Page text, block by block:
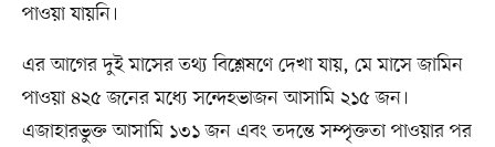
পাওয়া যায়নি।
এর আগের দুই মাসের তথ্য বিশ্লেষণে দেখা যায়, মে মাসে জামিন
পাওয়া ৪২৫ জনের মধ্যে সন্দেহভাজন আসামি ২১৫ জন।
এজাহারভুক্ত আসামি ১৩১ জন এবং তদন্তে সম্পৃক্ততা পাওয়ার পর